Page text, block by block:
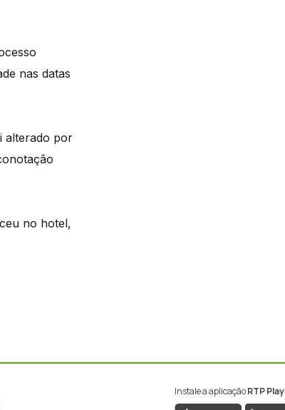
nas datas
alterado por
no hotel,
Instale a aplicaçãoRTP Play